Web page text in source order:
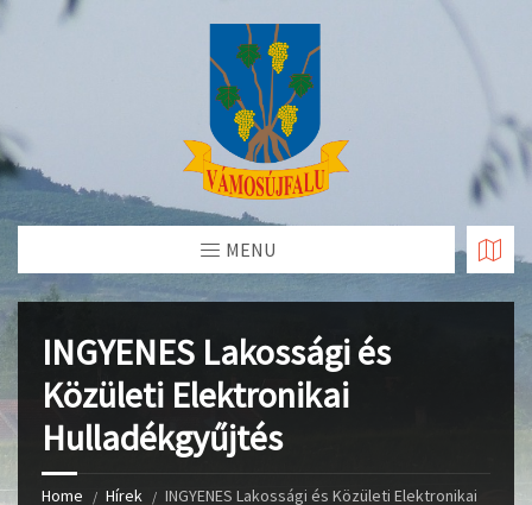
Skip
MENU
INGYENES Lakossági és
Közületi Elektronikai
Hulladékgyűjtés
Home Hírek
INGYENES Lakossági és Közületi Elektronikai